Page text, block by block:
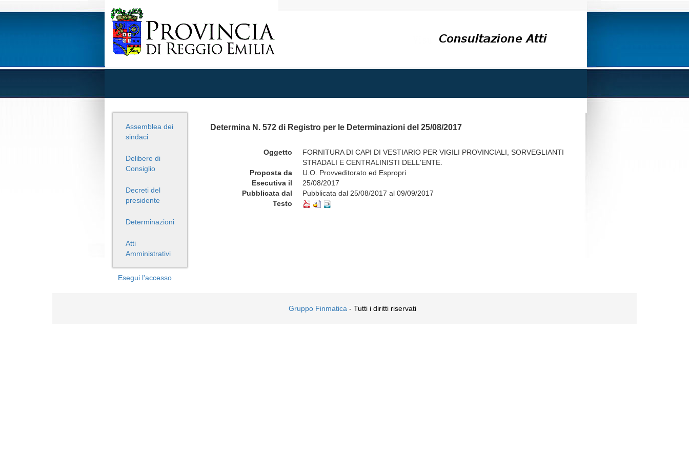
Assemblea dei
sindaci
Delibere di
Consiglio
Decreti del
presidente
Determinazioni
Atti
Amministrativi
Esegui l'accesso
Determina N. 572 di Registro per le Determinazioni del 25/08/2017
Oggetto
FORNITURA DI CAPI DI VESTIARIO PER VIGILI PROVINCIALI, SORVEGLIANTI
STRADALI E CENTRALINISTI DELL'ENTE.
Proposta da
U.O. Provveditorato ed Espropri
Esecutiva il
25/08/2017
Pubblicata dal
Pubblicata dal 25/08/2017 al 09/09/2017
Testo
Gruppo Finmatica - Tutti i diritti riservati